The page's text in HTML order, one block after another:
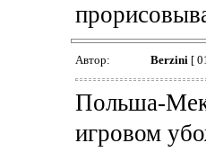
Автор: Berzini[
Польша-
игровом